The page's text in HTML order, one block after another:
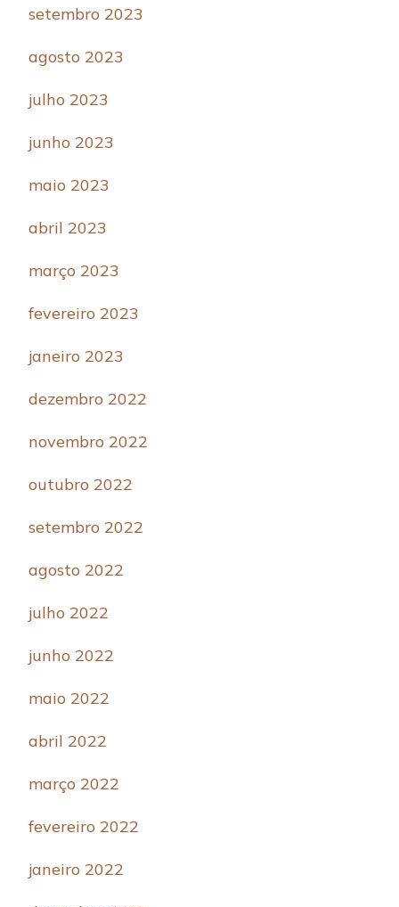
setembro 2023
agosto 2023
julho 2023
junho 2023
maio 2023
abril 2023
março 2023
fevereiro 2023
janeiro 2023
dezembro 2022
novembro 2022
outubro 2022
setembro 2022
agosto 2022
julho 2022
junho 2022
maio 2022
abril 2022
março 2022
fevereiro 2022
janeiro 2022